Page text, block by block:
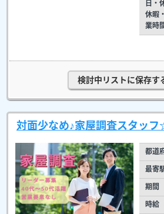
日・
休暇
業時
検討中リストに保存す
対面少なめ♪家屋調査スタッ
都道
最寄
期間
時給